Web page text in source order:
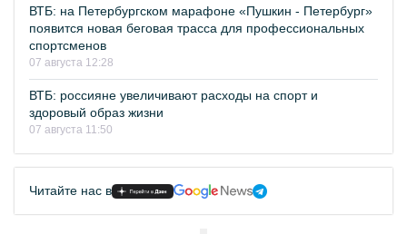
ВТБ: на Петербургском марафоне «Пушкин - Петербург»
появится новая беговая трасса для профессиональных
спортсменов
07 августа 12:28
ВТБ: россияне увеличивают расходы на спорт и
здоровый образ жизни
07 августа 11:50
Читайте нас в